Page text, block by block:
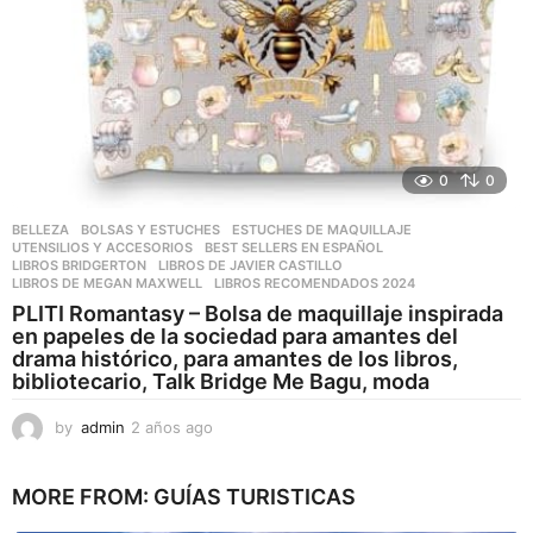
0 0
BELLEZA ,BOLSAS Y ESTUCHES ,ESTUCHES DE MAQUILLAJE
UTENSILIOS Y ACCESORIOS
BEST SELLERS EN ESPAÑOL
LIBROS BRIDGERTON
,LIBROS DE JAVIER CASTILLO
LIBROS DE MEGAN MAXWELL
,LIBROS RECOMENDADOS 2024
PLITI Romantasy – Bolsa de maquillaje inspirada
en papeles de la sociedad para amantes del
drama histórico, para amantes de los libros,
bibliotecario, Talk Bridge Me Bagu, moda
by admin 2 años ago
o
MORE FROM: GUÍAS TURISTICAS